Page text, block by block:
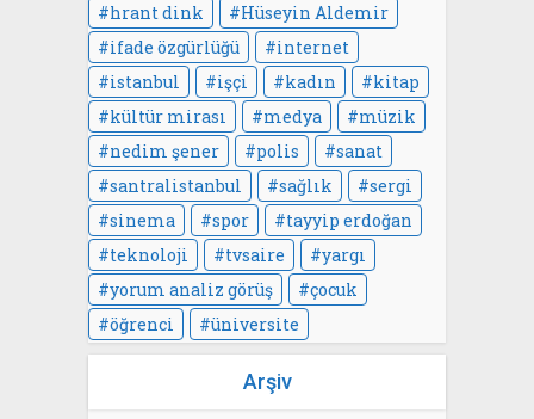
hrant dink
Hüseyin Aldemir
ifade özgürlüğü
internet
istanbul
işçi kadın
kitap
kültür mirası
medya
müzik
nedim şener
polis
sanat
santralistanbul
sağlık
sergi
sinema
spor
tayyip erdoğan
teknoloji
tvsaire
yargı
yorum analiz görüş
çocuk
öğrenci
üniversite
Arşiv